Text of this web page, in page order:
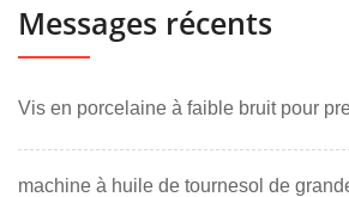
Messages récents
Vis en porcelaine à faible bruit pour
machine à huile de tournesol de